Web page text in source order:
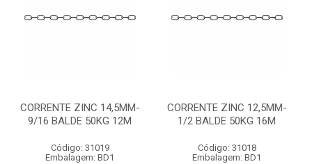
CORRENTE ZINC 14,5MM-
9/16 BALDE 50KG 12M
Código: 31019
Embalagem: BD1
CORRENTE ZINC 12,5MM-
1/2 BALDE 50KG 16M
Código: 31018
Embalagem: BD1